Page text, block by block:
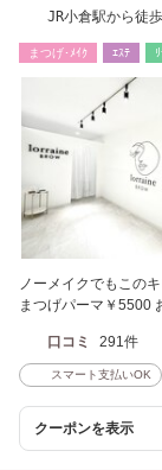
JR小倉駅から徒
まつげ･ﾒｲｸ ｴｽﾃ
ノーメイクでもこの
まつげパーマ￥5500
口コミ 291件
スマート支払いOK
クーポンを表示